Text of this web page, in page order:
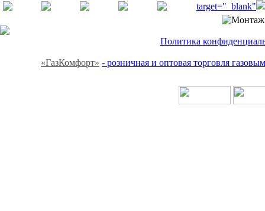
target="_blank"
Политика
«ГазКомфорт» - розничная и оптовая торговля